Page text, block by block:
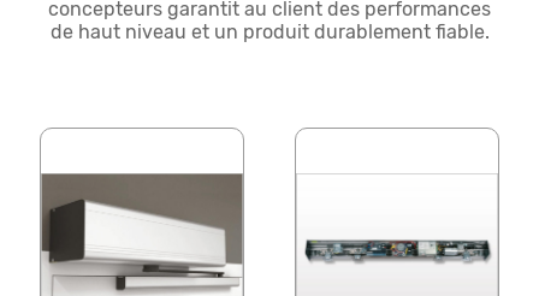
concepteurs garantit au client des performances
de haut niveau et un produit durablement fiable.